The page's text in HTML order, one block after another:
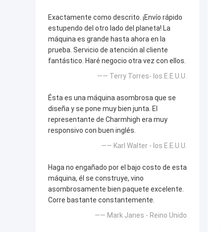
Exactamente como descrito. ¡Envío rápido
estupendo del otro lado del planeta! La
máquina es grande hasta ahora en la
prueba. Servicio de atención al cliente
fantástico. Haré negocio otra vez con ellos.
—— Terry Torres- los E.E.U.U.
Ésta es una máquina asombrosa que se
diseña y se pone muy bien junta. El
representante de Charmhigh era muy
responsivo con buen inglés.
—— Karl Walter - los E.E.U.U.
Haga no engañado por el bajo costo de esta
máquina, él se construye, vino
asombrosamente bien paquete excelente.
Corre bastante constantemente.
—— Mark Janes - Reino Unido